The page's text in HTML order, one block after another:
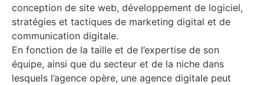
conception de site web, développement de logiciel,
stratégies et tactiques de marketing digital et de
communication digitale.
En fonction de la taille et de l’expertise de son
équipe, ainsi que du secteur et de la niche dans
lesquels l’agence opère, une agence digitale peut